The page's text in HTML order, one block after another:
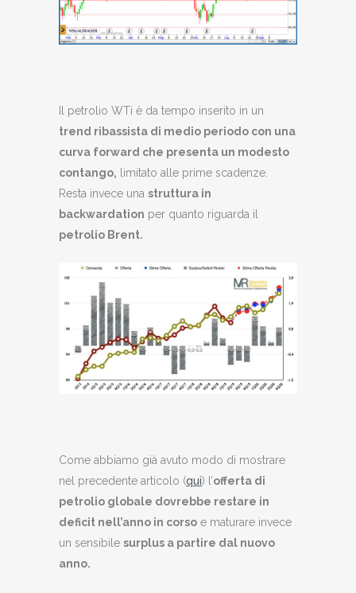
Il petrolio WTi è da tempo inserito in un
trend ribassista di medio periodo con una
curva forward che presenta un modesto
contango, limitato alle prime scadenze.
Resta invece una struttura in
backwardation per quanto riguarda il
petrolio Brent.
Come abbiamo già avuto modo di mostrare
nel precedente articolo (qui) l’offerta di
petrolio globale dovrebbe restare in
deficit nell’anno in corso e maturare invece
un sensibile surplus a partire dal nuovo
anno.